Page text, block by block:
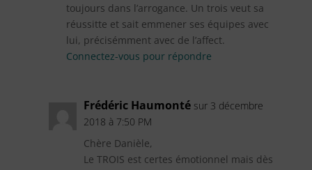
toujours dans l’arrogance. Un trois veut sa
réussitte et sait emmener ses équipes avec
lui, précisémment avec de l’affect.
Connectez-vous pour répondre
Frédéric Haumonté sur 3 décembre
2018 à 7:50 PM
Chère Danièle,
Le TROIS est certes émotionnel mais dès